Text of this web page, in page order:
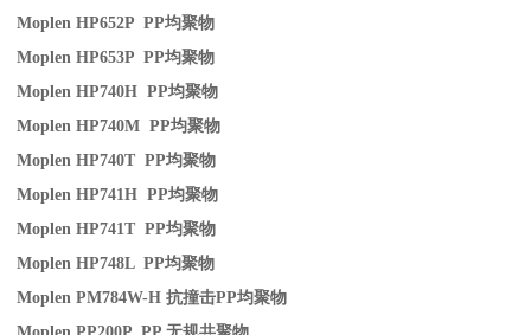
Moplen HP652P PP均聚物
Moplen HP653P PP均聚物
Moplen HP740H PP均聚物
Moplen HP740M PP均聚物
Moplen HP740T PP均聚物
Moplen HP741H PP均聚物
Moplen HP741T PP均聚物
Moplen HP748L PP均聚物
Moplen PM784W-H抗撞击PP均聚物